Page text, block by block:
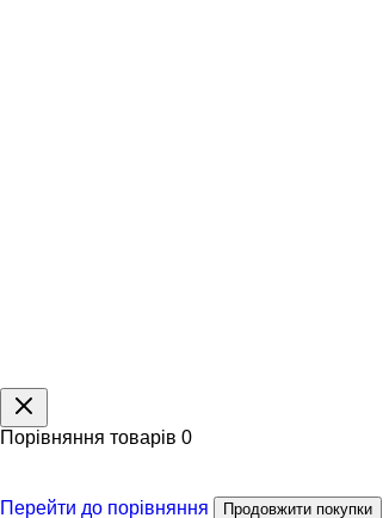
Порівняння товарів 0
Перейти до порівняння Продовжити покупки